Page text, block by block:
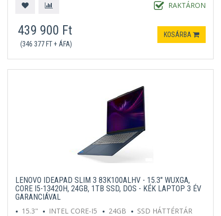
RAKTÁRON
439 900 Ft
(346 377 FT + ÁFA)
KOSÁRBA
LENOVO IDEAPAD SLIM 3 83K100ALHV - 15.3" WUXGA,
CORE I5-13420H, 24GB, 1TB SSD, DOS - KÉK LAPTOP 3 ÉV
GARANCIÁVAL
15.3"
INTEL CORE-I5 24GB
SSD HÁTTÉRTÁR